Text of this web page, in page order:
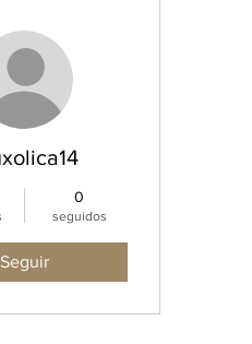
0
seguidos
Seguir